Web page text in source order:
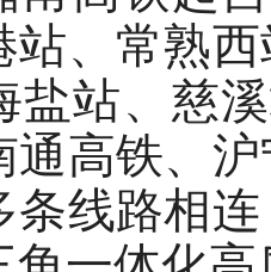
站、常熟
盐站、慈
通高铁、
条线路相